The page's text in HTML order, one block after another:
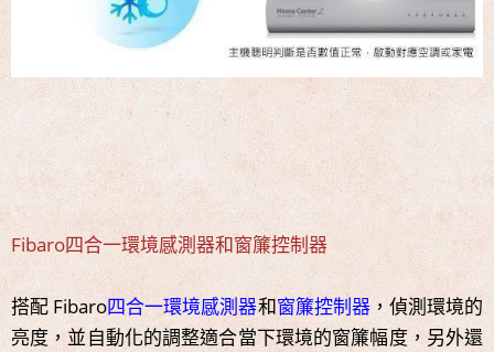
Fibaro四合一環境感測器和窗簾控制器
搭配 Fibaro四合一環境感測器和窗簾控制器，偵測環境的
亮度，並自動化的調整適合當下環境的窗簾幅度，另外還